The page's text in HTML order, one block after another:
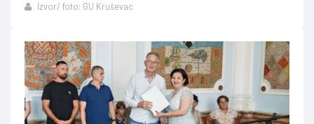
Izvor/ foto: GU Kruševac